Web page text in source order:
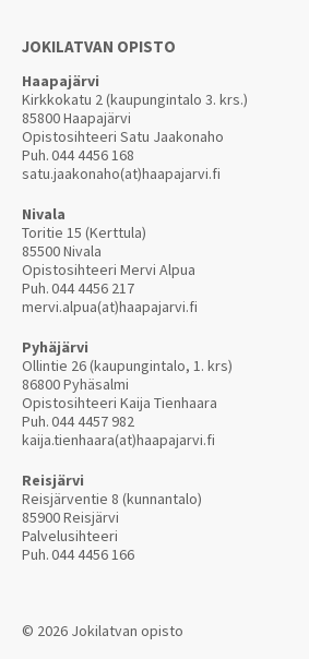
JOKILATVAN OPISTO
Haapajärvi
Kirkkokatu 2 (kaupungintalo 3. krs.)
85800 Haapajärvi
Opistosihteeri Satu Jaakonaho
Puh.044 4456 168
satu.jaakonaho(at)haapajarvi.fi
Nivala
Toritie 15 (Kerttula)
85500 Nivala
Opistosihteeri Mervi Alpua
Puh.044 4456 217
mervi.alpua(at)haapajarvi.fi
Pyhäjärvi
Ollintie 26 (kaupungintalo, 1. krs)
86800 Pyhäsalmi
Opistosihteeri Kaija Tienhaara
Puh.044 4457 982
kaija.tienhaara(at)haapajarvi.fi
Reisjärvi
Reisjärventie 8 (kunnantalo)
85900 Reisjärvi
Palvelusihteeri
Puh.044 4456 166
© 2026 Jokilatvan opisto